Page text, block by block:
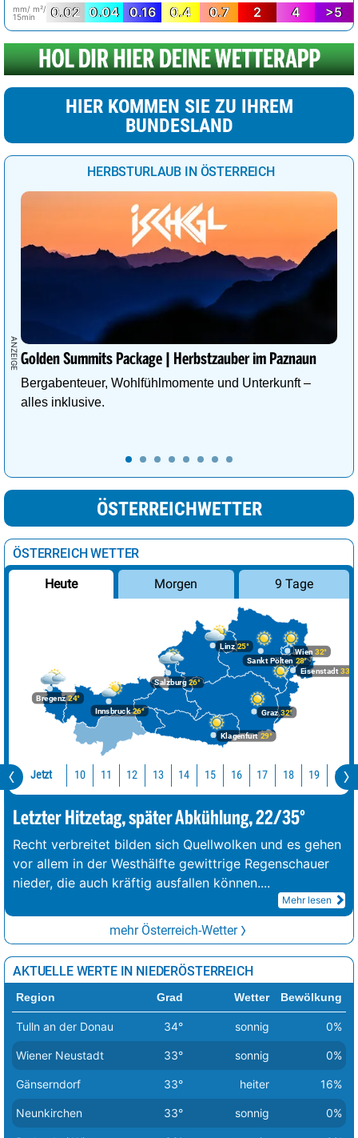
mm/ m²/
15min
0.02 0.04 0.16 0.4 0.7 2 4 >5
HIER KOMMEN SIE ZU IHREM
BUNDESLAND
HERBSTURLAUB IN ÖSTERREICH
Golden Summits Package | Herbstzauber im Paznaun
Bergabenteuer, Wohlfühlmomente und Unterkunft –
alles inklusive.
ÖSTERREICHWETTER
ÖSTERREICH WETTER
Heute Morgen 9 Tage
Bregenz24°
Graz32°
Innsbruck26°
Klagenfurt 29°
Linz25°
Salzburg26°
Wien 32°
Eisenstadt 33°
Sankt Pölten 28°
Jetzt 10 11 12 13 14 15 16 17 18 19 20
Letzter Hitzetag, später Abkühlung, 22/35°
Recht verbreitet bilden sich Quellwolken und es gehen
vor allem in der Westhälfte gewittrige Regenschauer
nieder, die auch kräftig ausfallen können....
Mehr lesen
mehr Österreich-Wetter
AKTUELLE WERTE IN NIEDERÖSTERREICH
Region Grad Wetter Bewölkung
Tulln an der Donau 34° sonnig 0%
Wiener Neustadt 33° sonnig 0%
Gänserndorf 33° heiter 16%
Neunkirchen 33° sonnig 0%